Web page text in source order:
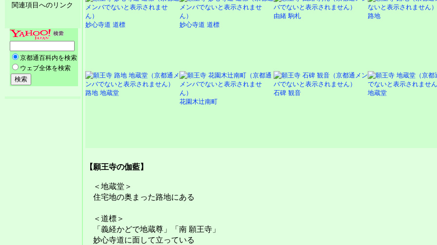
妙心寺道 道標 妙心寺道 道標
由緒 駒札 路地
路地 地蔵堂
花園木辻南町
石碑 観音 地蔵堂
【願王寺の伽藍】
＜地蔵堂＞
住宅地の奥まった路地にある
＜道標＞
「義経かどで地蔵尊」「南 願王寺」
妙心寺道に面して立っている
関連項目へのリンク